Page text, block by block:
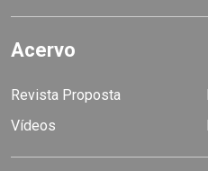
Acervo
Revista Proposta
Vídeos